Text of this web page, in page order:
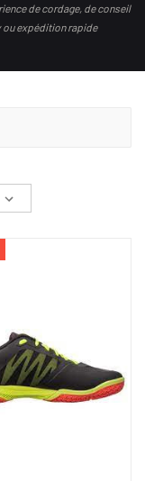
de cordage, de conseil
ou expédition rapide